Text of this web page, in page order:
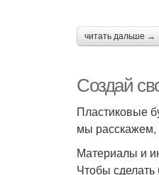
читать дальше →
Создай
Пластиковые
мы расскажем,
Материалы и
Чтобы